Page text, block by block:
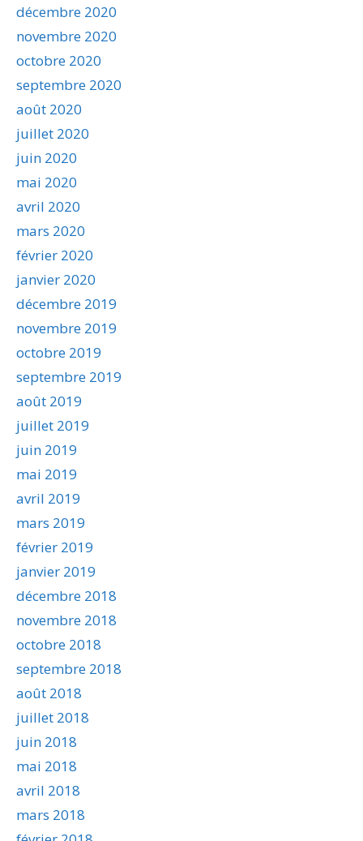
décembre 2020
novembre 2020
octobre 2020
septembre 2020
août 2020
juillet 2020
juin 2020
mai 2020
avril 2020
mars 2020
février 2020
janvier 2020
décembre 2019
novembre 2019
octobre 2019
septembre 2019
août 2019
juillet 2019
juin 2019
mai 2019
avril 2019
mars 2019
février 2019
janvier 2019
décembre 2018
novembre 2018
octobre 2018
septembre 2018
août 2018
juillet 2018
juin 2018
mai 2018
avril 2018
mars 2018